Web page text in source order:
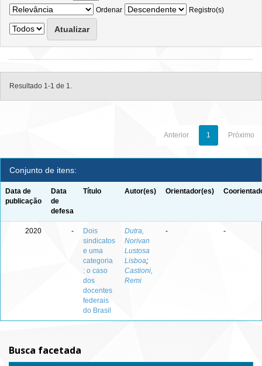
Ordenar
Registro(s)
Resultado 1-1 de 1.
Anterior 1 Próximo
Conjunto de itens:
Data de
publicação
Data
de
defesa
Título Autor(es) Orientador(es)
2020 -
Dois
sindicatos
e uma
categoria
: o caso
dos
docentes
federais
do Brasil
Dutra,
Norivan
Lustosa
Lisboa;
Castioni,
Remi
- -
Busca facetada